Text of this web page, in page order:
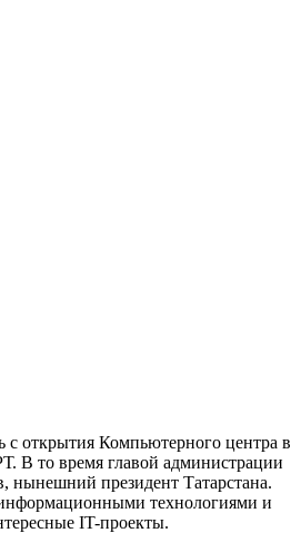
с открытия Компьютерного центра в
В то время главой администрации
президент Татарстана.
технологиями и
IT-проекты.